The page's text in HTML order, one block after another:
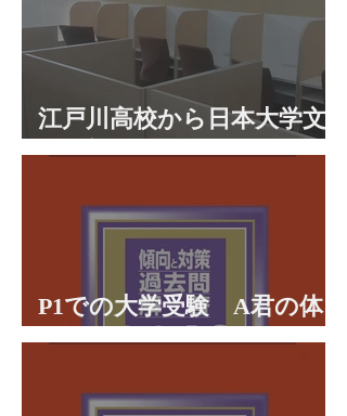
江戸川高校から日本大学文
理学部に合格 合格体験談
P1での大学受験 A君の体
験談パート２